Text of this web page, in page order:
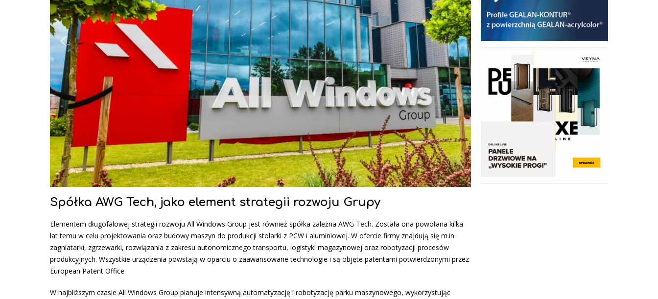
Spółka AWG Tech, jako element strategii rozwoju Grupy
Elementem długofalowej strategii rozwoju All Windows Group jest również spółka zależna AWG Tech. Została ona powołana kilka
lat temu w celu projektowania oraz budowy maszyn do produkcji stolarki z PCW i aluminiowej. W ofercie firmy znajdują się m.in.
zagniatarki, zgrzewarki, rozwiązania z zakresu autonomicznego transportu, logistyki magazynowej oraz robotyzacji procesów
produkcyjnych. Wszystkie urządzenia powstają w oparciu o zaawansowane technologie i są objęte patentami potwierdzonymi przez
European Patent Office.
W najbliższym czasie All Windows Group planuje intensywną automatyzację i robotyzację parku maszynowego, wykorzystując